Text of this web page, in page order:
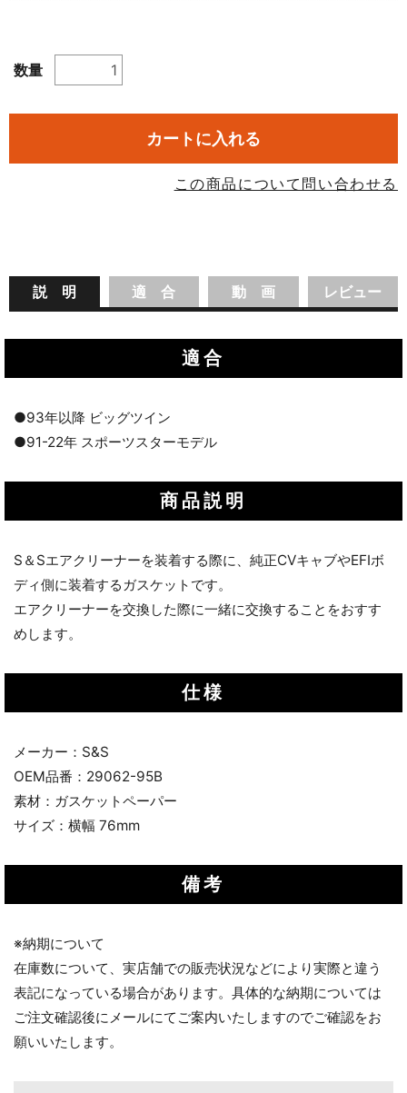
数量
カートに入れる
この商品について問い合わせる
説 明 適 合 動 画 レビュー
適合
●93年以降 ビッグツイン
●91-22年 スポーツスターモデル
商品説明
S＆Sエアクリーナーを装着する際に、純正CVキャブやEFIボ
ディ側に装着するガスケットです。
エアクリーナーを交換した際に一緒に交換することをおすす
めします。
仕様
メーカー：S&S
OEM品番：29062-95B
素材：ガスケットペーパー
サイズ：横幅 76mm
備考
※納期について
在庫数について、実店舗での販売状況などにより実際と違う
表記になっている場合があります。具体的な納期については
ご注文確認後にメールにてご案内いたしますのでご確認をお
願いいたします。